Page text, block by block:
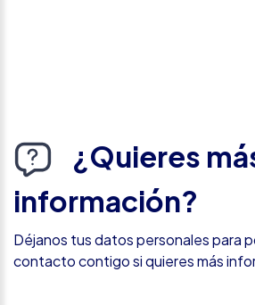
¿Quieres
información?
Déjanos tus datos personales para
contacto contigo si quieres más